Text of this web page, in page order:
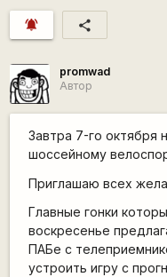
notifications_active share
promwad
Автор
Завтра 7-го октября
шоссейному
Приглашаю всех
Главные гонки
воскресенье
ПАБе с
устроить игру с